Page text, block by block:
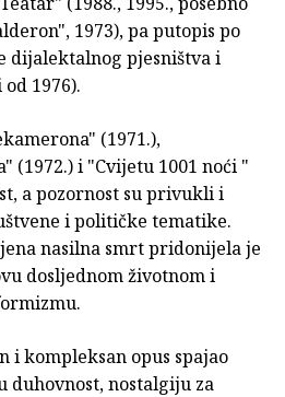
1973), pa putopis po
dijalektalnog pjesništva i
1976).
(1971.),
(1972.) i "Cvijetu 1001 noći "
a pozornost su privukli i
i političke tematike.
nasilna smrt pridonijela je
dosljednom životnom i
i kompleksan opus spajao
duhovnost, nostalgiju za